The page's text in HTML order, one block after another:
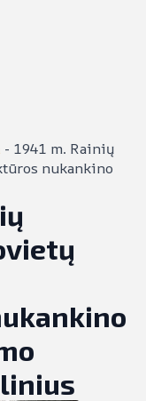
- 1941 m. Rainių
nukankino